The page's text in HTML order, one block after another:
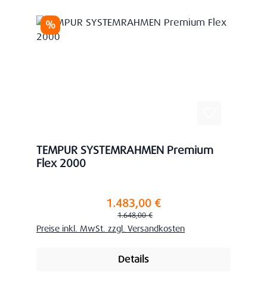
Rabatt
%
TEMPUR SYSTEMRAHMEN Premium
Flex 2000
Verkaufspreis:1.483,00 €
Regulärer Preis:
1.648,00 €
Preise inkl. MwSt. zzgl. Versandkosten
Details